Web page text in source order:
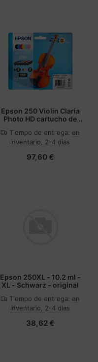
Epson 250 Violin Claria
Photo HD cartucho de
Negro, Cian, Cian claro,
Magenta claro, Magenta,
Tiempo de entrega: en
inventario, 2-4 dias
97,60 €
Epson 250XL - 10.2 ml -
XL - Schwarz - original
Tiempo de entrega: en
inventario, 2-4 dias
38,62 €